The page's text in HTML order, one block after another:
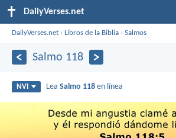
DailyVerses.net
DailyVerses.net ›Libros de la Biblia ›Salmos
Salmo 118
NVI LeaSalmo 118 en línea